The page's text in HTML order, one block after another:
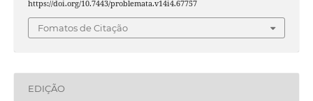
https://doi.org/10.7443/problemata.v14i4.67757
Fomatos de Citação
EDIÇÃO